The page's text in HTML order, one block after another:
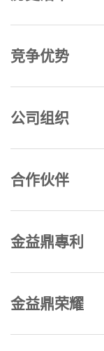
竞争优势
公司组织
合作伙伴
金益鼎專利
金益鼎荣耀